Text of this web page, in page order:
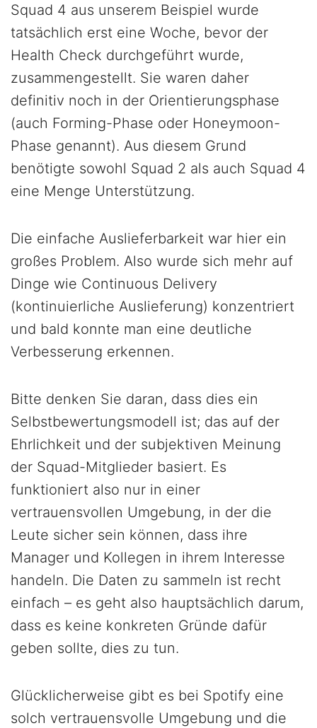
Squad 4 aus unserem Beispiel wurde
tatsächlich erst eine Woche, bevor der
Health Check durchgeführt wurde,
zusammengestellt. Sie waren daher
definitiv noch in der Orientierungsphase
(auch Forming-Phase oder Honeymoon-
Phase genannt). Aus diesem Grund
benötigte sowohl Squad 2 als auch Squad 4
eine Menge Unterstützung.
Die einfache Auslieferbarkeit war hier ein
großes Problem. Also wurde sich mehr auf
Dinge wie Continuous Delivery
(kontinuierliche Auslieferung) konzentriert
und bald konnte man eine deutliche
Verbesserung erkennen.
Bitte denken Sie daran, dass dies ein
Selbstbewertungsmodell ist; das auf der
Ehrlichkeit und der subjektiven Meinung
der Squad-Mitglieder basiert. Es
funktioniert also nur in einer
vertrauensvollen Umgebung, in der die
Leute sicher sein können, dass ihre
Manager und Kollegen in ihrem Interesse
handeln. Die Daten zu sammeln ist recht
einfach – es geht also hauptsächlich darum,
dass es keine konkreten Gründe dafür
geben sollte, dies zu tun.
Glücklicherweise gibt es bei Spotify eine
solch vertrauensvolle Umgebung und die